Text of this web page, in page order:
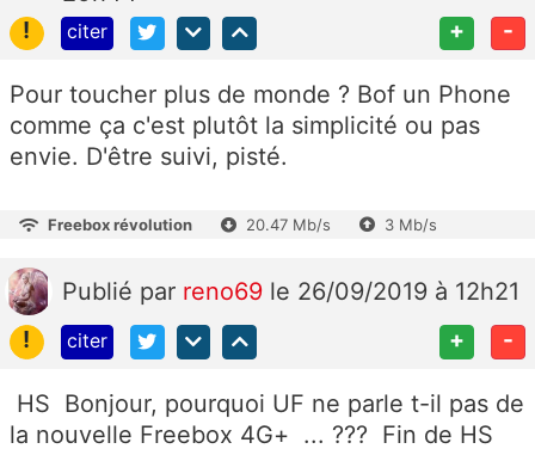
!
citer + -
Pour toucher plus de monde ? Bof un Phone
comme ça c'est plutôt la simplicité ou pas
envie. D'être suivi, pisté.
Freebox révolution 20.47 Mb/s 3 Mb/s
Publié par reno69 le 26/09/2019 à 12h21
!
citer + -
HS Bonjour, pourquoi UF ne parle t-il pas de
la nouvelle Freebox 4G+ ... ??? Fin de HS